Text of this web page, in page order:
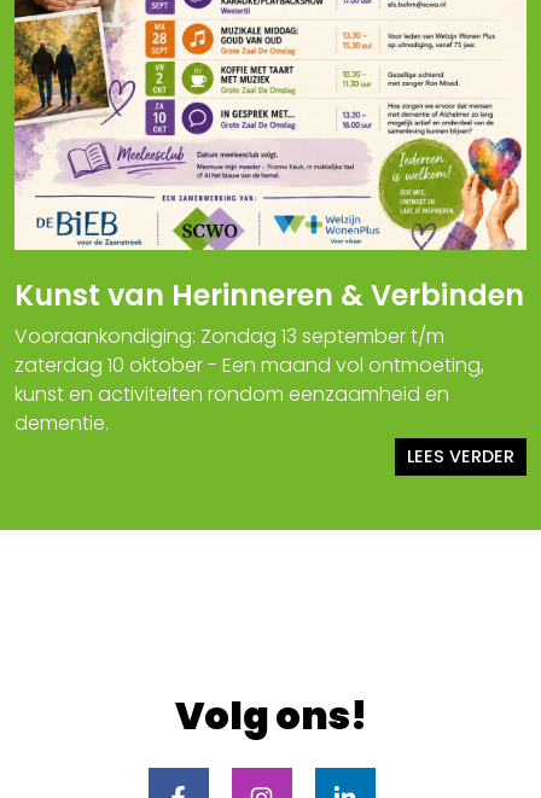
Kunst van Herinneren & Verbinden
Vooraankondiging: Zondag 13 september t/m
zaterdag 10 oktober - Een maand vol ontmoeting,
kunst en activiteiten rondom eenzaamheid en
dementie.
LEES VERDER
Volg ons!